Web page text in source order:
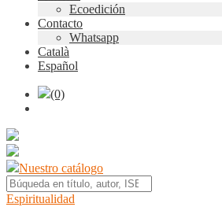
Ecoedición
Contacto
Whatsapp
Català
Español
(0)
Nuestro catálogo
Espiritualidad